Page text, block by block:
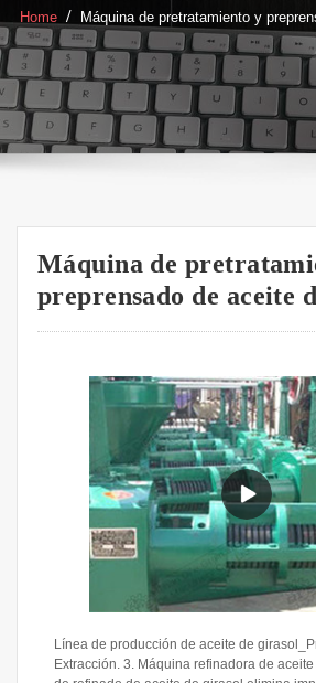
Home Máquina de pretratamiento y
Máquina de
preprensado de aceite
Línea de producción de aceite de
Extracción. 3. Máquina refinadora de